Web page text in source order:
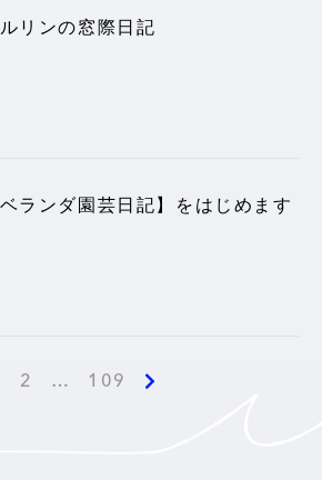
リンの窓際日記
ベランダ園芸日記】をはじめます
2 … 109